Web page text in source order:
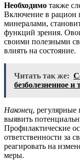
Необходимо также
Включение в рацион
минералами,
функций зрения.
своими полезными
влиять на состояние.
Читать так же:
безболезненное и
Наконец, регулярные
выявить
Профилактические
ответственности за
реагировать на
меры.